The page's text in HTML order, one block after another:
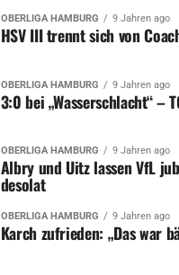
OBERLIGA HAMBURG 9 Jahren ago
HSV III trennt sich von
OBERLIGA HAMBURG 9 Jahren ago
3:0 bei „Wasserschlacht“ –
OBERLIGA HAMBURG 9 Jahren ago
Albry und Uitz lassen VfL
desolat
OBERLIGA HAMBURG 9 Jahren ago
Karch zufrieden: „Das war